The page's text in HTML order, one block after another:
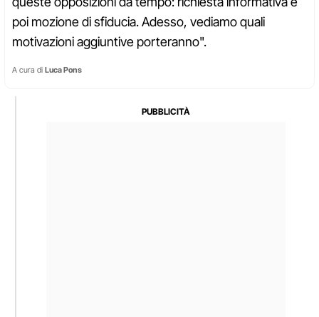
poi mozione di sfiducia. Adesso, vediamo quali
motivazioni aggiuntive porteranno".
A cura di Luca Pons